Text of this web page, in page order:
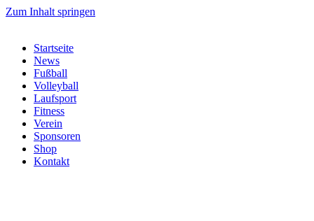
Zum Inhalt springen
Startseite
News
Fußball
Volleyball
Laufsport
Fitness
Verein
Sponsoren
Shop
Kontakt